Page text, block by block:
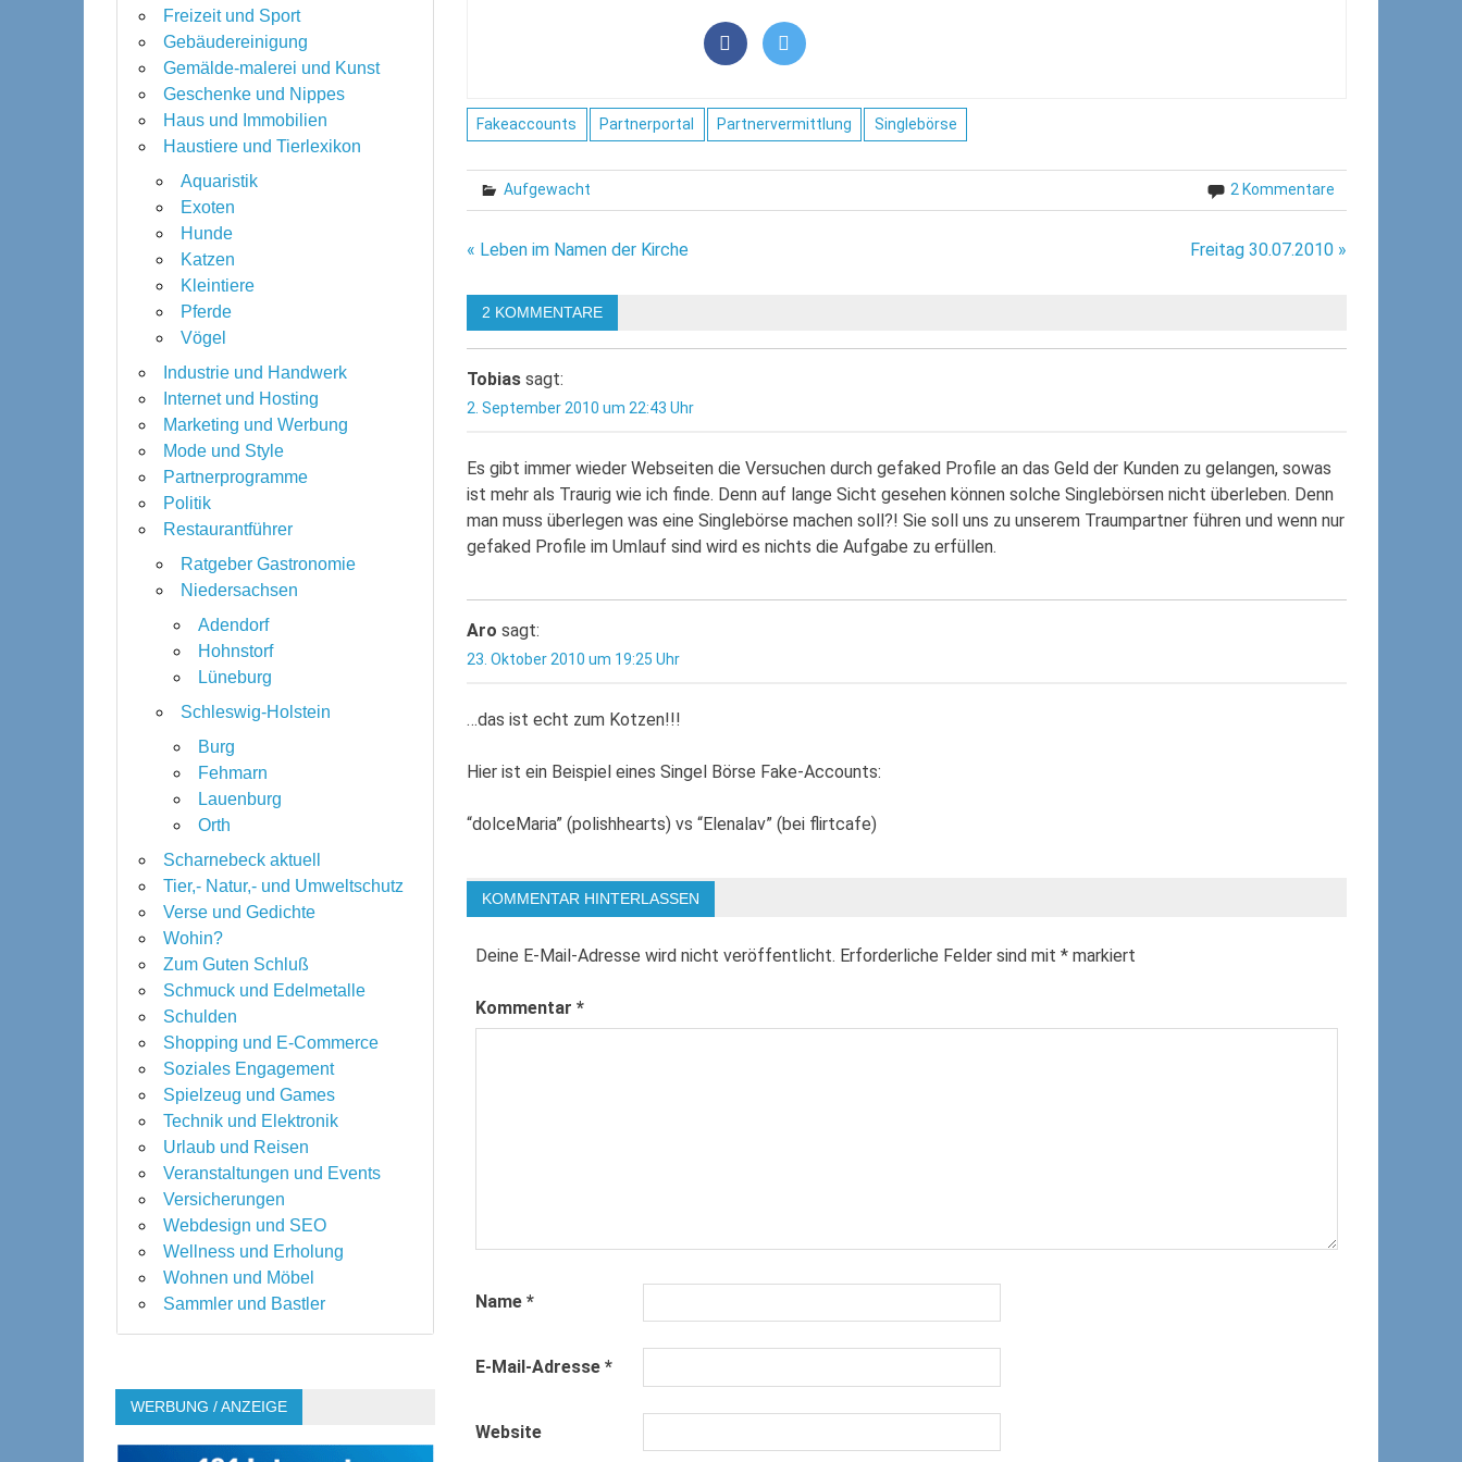
Fakeaccounts Partnerportal Partnervermittlung Singlebörse
Aufgewacht 2 Kommentare
Beitragsnavigation
« Leben im Namen der Kirche Freitag 30.07.2010 »
2 KOMMENTARE
Tobias sagt:
2. September 2010 um 22:43 Uhr
Es gibt immer wieder Webseiten die Versuchen durch gefaked Profile an das Geld der Kunden zu gelangen, sowas
ist mehr als Traurig wie ich finde. Denn auf lange Sicht gesehen können solche Singlebörsen nicht überleben. Denn
man muss überlegen was eine Singlebörse machen soll?! Sie soll uns zu unserem Traumpartner führen und wenn nur
gefaked Profile im Umlauf sind wird es nichts die Aufgabe zu erfüllen.
Aro sagt:
23. Oktober 2010 um 19:25 Uhr
…das ist echt zum Kotzen!!!
Hier ist ein Beispiel eines Singel Börse Fake-Accounts:
“dolceMaria” (polishhearts) vs “Elenalav” (bei flirtcafe)
KOMMENTAR HINTERLASSEN
Deine E-Mail-Adresse wird nicht veröffentlicht. Erforderliche Felder sind mit* markiert
Kommentar*
Name*
E-Mail-Adresse*
Website
Freizeit und Sport
Gebäudereinigung
Gemälde-malerei und Kunst
Geschenke und Nippes
Haus und Immobilien
Haustiere und Tierlexikon
Aquaristik
Exoten
Hunde
Katzen
Kleintiere
Pferde
Vögel
Industrie und Handwerk
Internet und Hosting
Marketing und Werbung
Mode und Style
Partnerprogramme
Politik
Restaurantführer
Ratgeber Gastronomie
Niedersachsen
Adendorf
Hohnstorf
Lüneburg
Schleswig-Holstein
Burg
Fehmarn
Lauenburg
Orth
Scharnebeck aktuell
Tier,- Natur,- und Umweltschutz
Verse und Gedichte
Wohin?
Zum Guten Schluß
Schmuck und Edelmetalle
Schulden
Shopping und E-Commerce
Soziales Engagement
Spielzeug und Games
Technik und Elektronik
Urlaub und Reisen
Veranstaltungen und Events
Versicherungen
Webdesign und SEO
Wellness und Erholung
Wohnen und Möbel
Sammler und Bastler
WERBUNG / ANZEIGE